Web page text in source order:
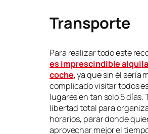
Transporte
Para realizar todo este
es imprescindible
coche, ya que sin él sería
complicado visitar todos
lugares en tan solo 5 días.
libertad total para
horarios, parar donde
aprovechar mejor el